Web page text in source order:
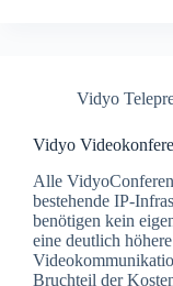
Vidyo
Vidyo
Alle
bestehende IP-
benötigen kein
eine deutlich
Bruchteil der